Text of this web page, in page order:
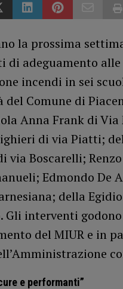
la prossima
di adeguamento
incendi in sei
del Comune di
Anna Frank di Via
di via Piatti;
via Boscarelli;
Edmondo De
della
Gli interventi
del MIUR e in
e performanti”